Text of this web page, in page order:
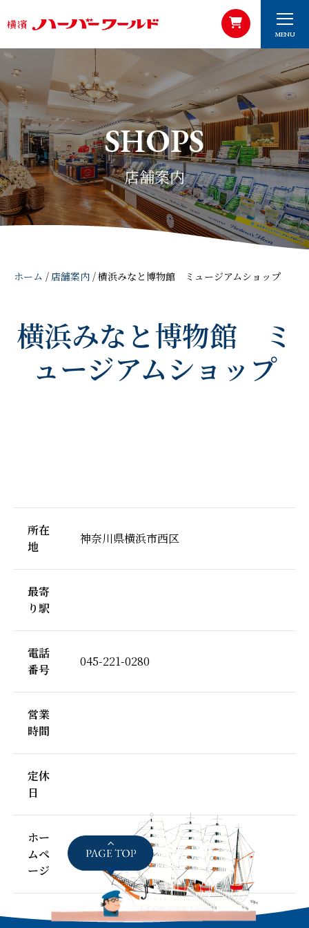
MENU
SHOPS
店舗案内
ホーム / 店舗案内 /横浜みなと博物館 ミュージアムショップ
横浜みなと博物館 ミ
ュージアムショップ
所在
地
神奈川県横浜市西区
最寄
り駅
電話
番号
045-221-0280
営業
時間
定休
日
ホー
ムペ
ージ